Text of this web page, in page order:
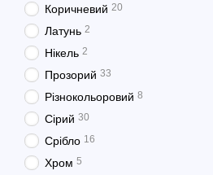
Коричневий 20
Латунь 2
Нікель 2
Прозорий 33
Різнокольоровий 8
Сірий 30
Срібло 16
Хром 5